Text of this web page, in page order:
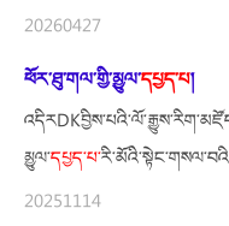
20260427
ཕོར་ཐུ་གལ་གྱི་མྱུལ་དཔྱད་པ།
མྱུལ་དཔྱད་པ་
20251114